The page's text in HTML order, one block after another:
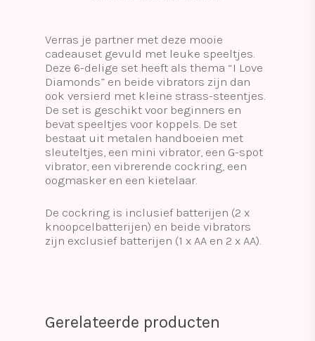
Verras je partner met deze mooie
cadeauset gevuld met leuke speeltjes.
Deze 6-delige set heeft als thema “I Love
Diamonds” en beide vibrators zijn dan
ook versierd met kleine strass-steentjes.
De set is geschikt voor beginners en
bevat speeltjes voor koppels. De set
bestaat uit metalen handboeien met
sleuteltjes, een mini vibrator, een G-spot
vibrator, een vibrerende cockring, een
oogmasker en een kietelaar.
De cockring is inclusief batterijen (2 x
knoopcelbatterijen) en beide vibrators
zijn exclusief batterijen (1 x AA en 2 x AA).
Gerelateerde producten